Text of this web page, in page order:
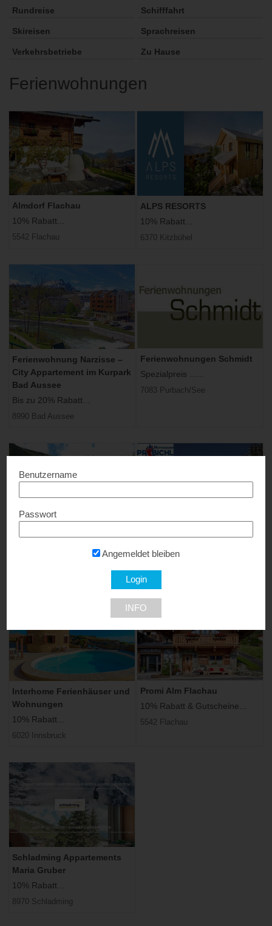
Rundreise Schifffahrt
Skireisen Sprachreisen
Verkehrsbetriebe Zu Hause
Ferienwohnungen
Almdorf Flachau
10% Rabatt...
5542 Flachau
ALPS RESORTS
10% Rabatt...
6370 Kitzbühel
Ferienwohnung Narzisse –
City Appartement im Kurpark
Bad Aussee
Bis zu 20% Rabatt...
8990 Bad Aussee
Ferienwohnungen Schmidt
Spezialpreis ......
7083 Purbach/See
Hotel Garni Berghof
Hüttendorf Präbichl
20% Rabatt...
8794 Vordernberg
Interhome Ferienhäuser und
Wohnungen
10% Rabatt...
6020 Innsbruck
Promi Alm Flachau
10% Rabatt & Gutscheine...
5542 Flachau
Schladming Appartements
Maria Gruber
10% Rabatt...
8970 Schladming
Benutzername
Passwort
Angemeldet bleiben
INFO